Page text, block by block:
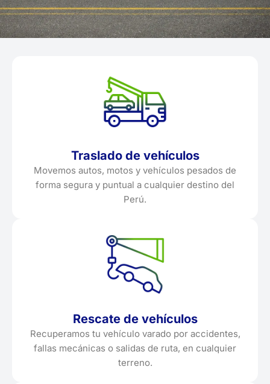
Traslado de vehículos
Movemos autos, motos y vehículos pesados de
forma segura y puntual a cualquier destino del
Perú.
Rescate de vehículos
Recuperamos tu vehículo varado por accidentes,
fallas mecánicas o salidas de ruta, en cualquier
terreno.